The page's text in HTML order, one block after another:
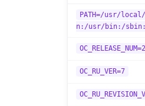
PATH=/usr/
n:/usr/bin:/
OC_RU_VER=7